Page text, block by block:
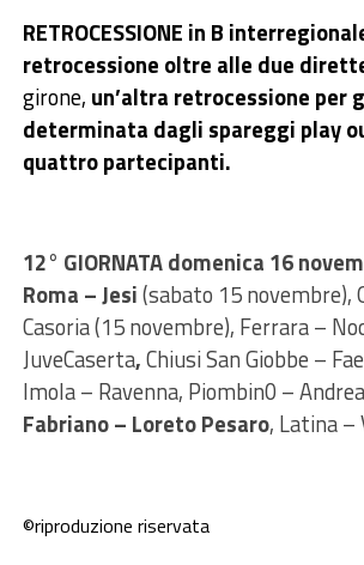
RETROCESSIONE in B
retrocessione oltre alle due
girone, un’altra retrocessione per
determinata dagli spareggi play
quattro partecipanti.
12° GIORNATA domenica 16
Roma – Jesi(sabato 15 novembre),
Casoria (15 novembre), Ferrara –
JuveCaserta,Chiusi San Giobbe –
Imola – Ravenna, Piombin0 –
Fabriano – Loreto Pesaro, Latina –
©riproduzione riservata